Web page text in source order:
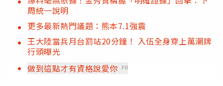
周統一說明
更多最新熱門議題：熊本7.1強震
王大陸當兵月台罰站20分鐘！ 入伍全身穿上萬潮牌
行頭曝光
做到這點才有資格說愛你 PR